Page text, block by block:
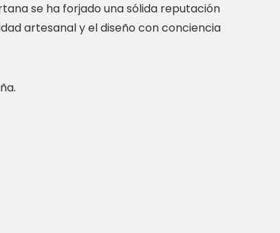
se ha forjado una sólida reputación
artesanal y el diseño con conciencia